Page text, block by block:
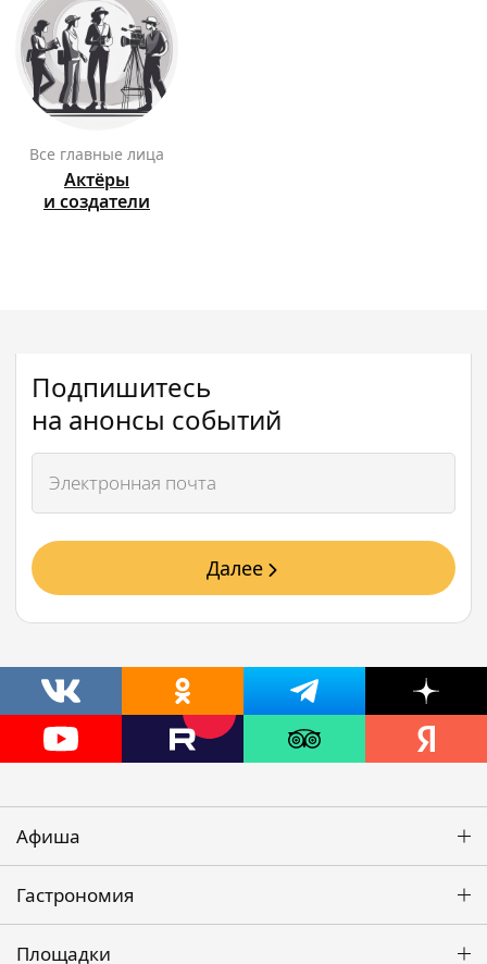
Все главные лица
Актёры
и создатели
Подпишитесь
на анонсы событий
Далее
Афиша
Гастрономия
Площадки